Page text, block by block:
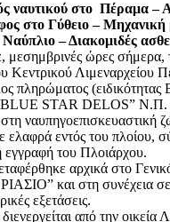
ναυτικού στο Πέραμα –
στο Γύθειο – Μηχανική
– Διακομιδές
μεσημβρινές ώρες σήμερα,
Κεντρικού Λιμεναρχείου
πληρώματος
STAR DELOS” Ν.Π.
στη ναυπηγοεπισκευαστική
ελαφρά εντός του πλοίου,
εγγραφή του Πλοιάρχου.
αρχικά στο
και στη συνέχεια σε
εξετάσεις.
από την οικεία